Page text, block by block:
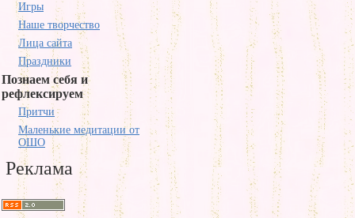
Игры
Наше творчество
Лица сайта
Праздники
Познаем себя и
рефлексируем
Притчи
Маленькие медитации от
ОШО
Реклама